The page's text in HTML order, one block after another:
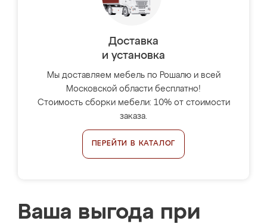
Доставка
и установка
Мы доставляем мебель по Рошалю и всей
Московской области бесплатно!
Стоимость сборки мебели: 10% от стоимости
заказа.
ПЕРЕЙТИ В КАТАЛОГ
Ваша выгода при